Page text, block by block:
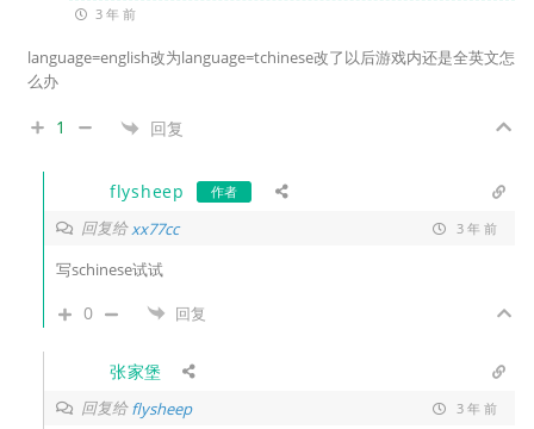
3 年 前
language=english改为language=tchinese改了以后游戏内还是全英文怎
么办
1 回复
flysheep 作者
回复给xx77cc 3 年 前
写schinese试试
0 回复
张家堡
回复给flysheep 3 年 前